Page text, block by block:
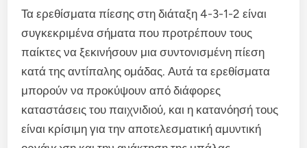
Τα ερεθίσματα πίεσης στη διάταξη 4-3-1-2 είναι
συγκεκριμένα σήματα που προτρέπουν τους
παίκτες να ξεκινήσουν μια συντονισμένη πίεση
κατά της αντίπαλης ομάδας. Αυτά τα ερεθίσματα
μπορούν να προκύψουν από διάφορες
καταστάσεις του παιχνιδιού, και η κατανόησή τους
είναι κρίσιμη για την αποτελεσματική αμυντική